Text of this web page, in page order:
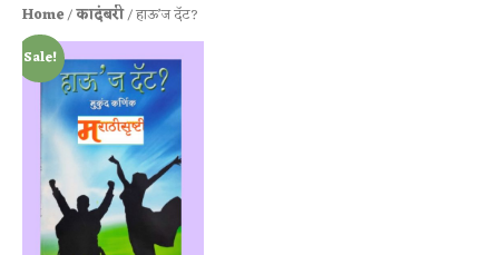
Home/कादंबरी/ हाऊ’ज दॅट?
Sale!